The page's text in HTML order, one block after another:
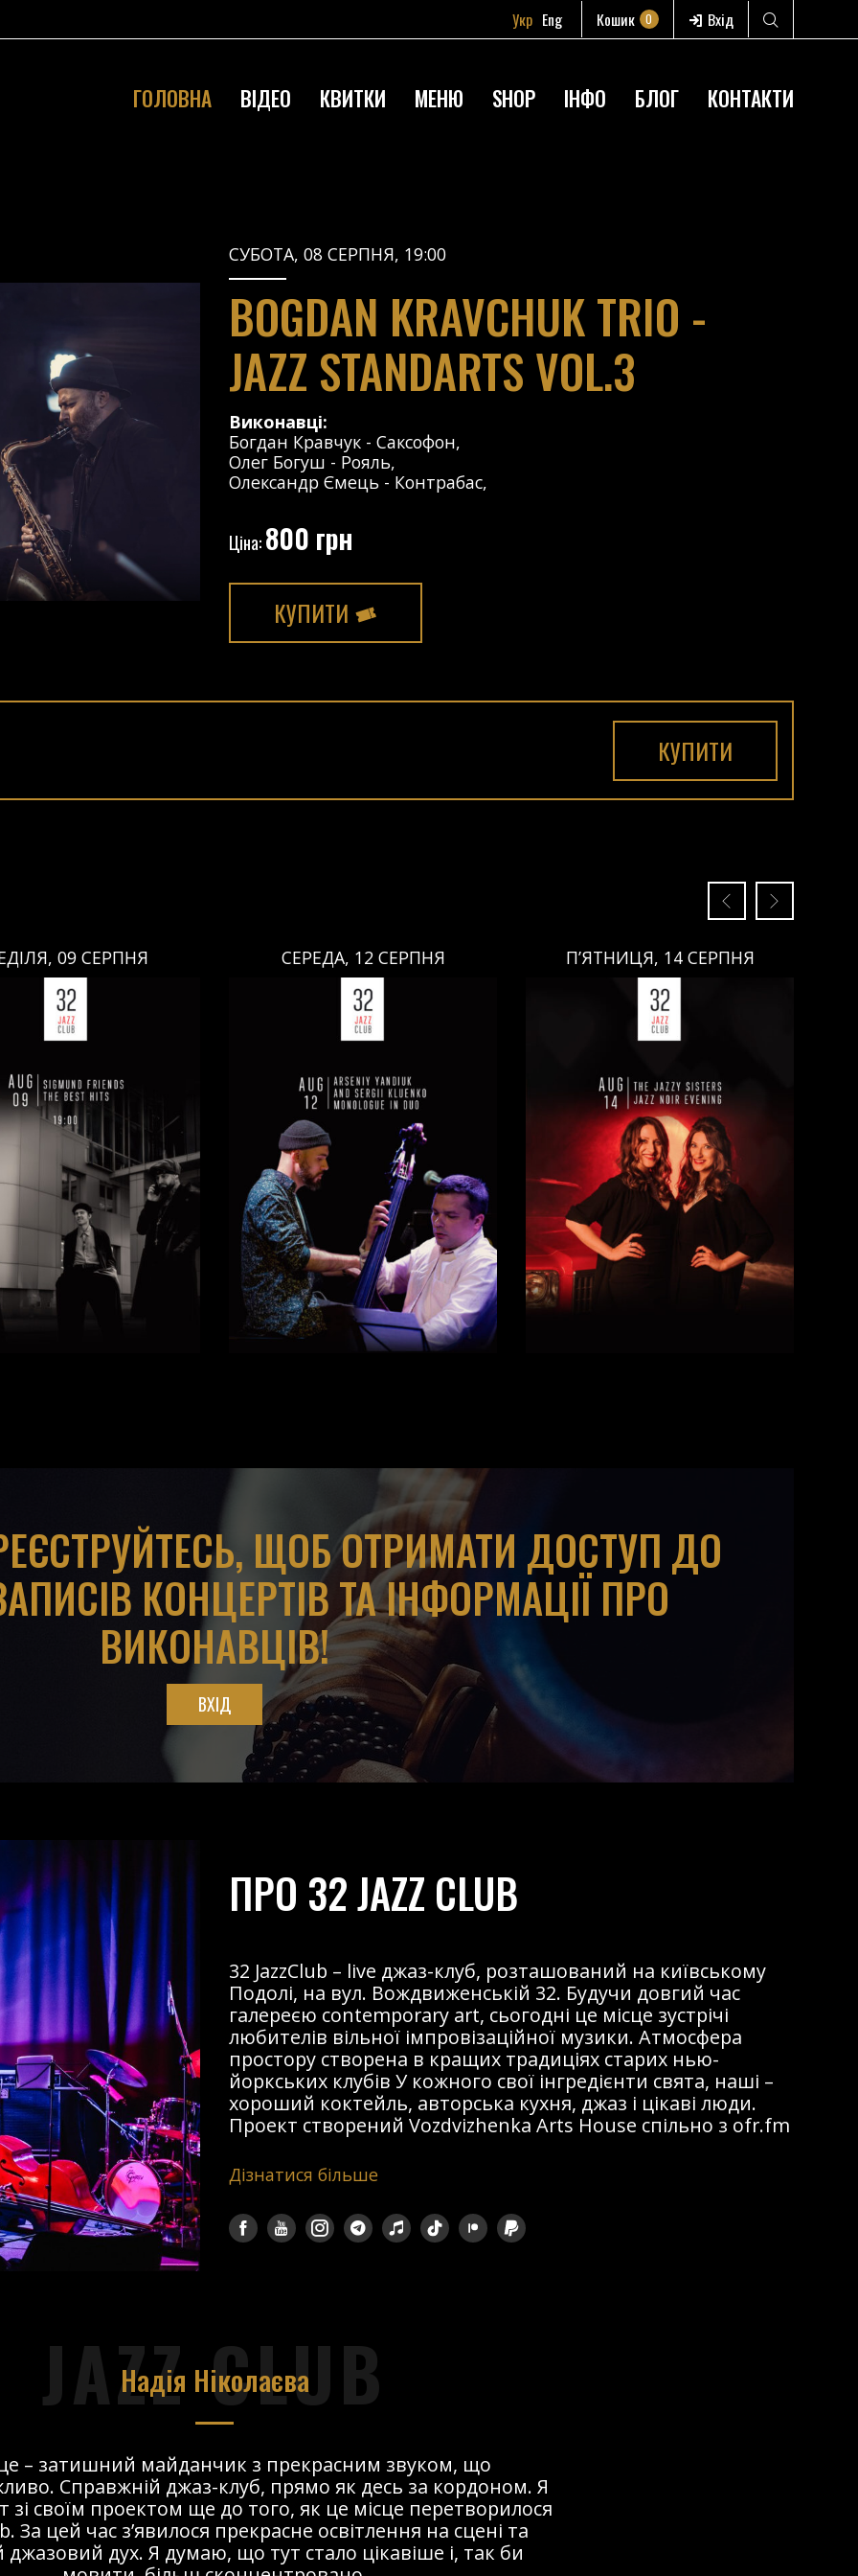
Укр Eng Кошик 0 Вхід
ГОЛОВНА ВІДЕО КВИТКИ МЕНЮ SHOP ІНФО БЛОГ КОНТАКТИ
СУБОТА, 08 СЕРПНЯ, 19:00
BOGDAN KRAVCHUK TRIO -
JAZZ STANDARTS VOL.3
Виконавці:
Богдан Кравчук - Саксофон,
Олег Богуш - Рояль,
Олександр Ємець - Контрабас,
Ціна:800 грн
КУПИТИ
КУПИТИ
09 СЕРПНЯ
Ціна:
Павло Литвиненко
,)/Денис Дудко (Бас,)/
Люлякін (Барабани
СЕРЕДА, 12 СЕРПНЯ
Ціна:
Виконавці: Арсеній Яндюк(
Рояль,) Сергій Клюєнко(Бас,)
П’ЯТНИЦЯ, 14 СЕРПНЯ
П’ЯТНИЦЯ, 14 СЕРПНЯ
Виконавці:Анна Майовецька
Вокал
/Юлія Майовецька
Вокал
,)/Григорій Паршин
Саксофон
,)/Арсеній Яндюк
Рояль
Єгор Абрамов
Контрабас
,)/
(Барабани ,)/
ЩОБ ОТРИМАТИ ДОСТУП ДО
КОНЦЕРТІВ ТА ІНФОРМАЦІЇ ПРО
ВИКОНАВЦІВ!
ВХІД
ПРО 32 JAZZ CLUB
32 JazzClub – live джаз-клуб, розташований на київському
Подолі, на вул. Вождвиженській 32. Будучи довгий час
галереєю contemporary art, сьогодні це місце зустрічі
любителів вільної імпровізаційної музики. Атмосфера
простору створена в кращих традиціях старих нью-
йоркських клубів У кожного свої інгредієнти свята, наші –
хороший коктейль, авторська кухня, джаз і цікаві люди.
Проект створений Vozdvizhenka Arts House спільно з ofr.fm
Дізнатися більше
JAZZ CLUB
Надія Ніколаєва
– затишний майданчик з прекрасним звуком, що
Справжній джаз-клуб, прямо як десь за кордоном. Я
зі своїм проектом ще до того, як це місце перетворилося
За цей час з’явилося прекрасне освітлення на сцені та
джазовий дух. Я думаю, що тут стало цікавіше і, так би